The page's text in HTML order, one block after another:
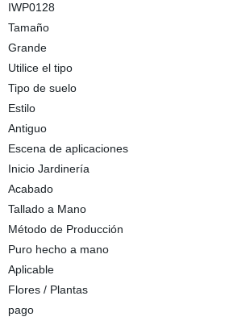
IWP0128
Tamaño
Grande
Utilice el tipo
Tipo de suelo
Estilo
Antiguo
Escena de aplicaciones
Inicio Jardinería
Acabado
Tallado a Mano
Método de Producción
Puro hecho a mano
Aplicable
Flores / Plantas
pago